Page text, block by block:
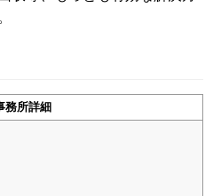
務所詳細